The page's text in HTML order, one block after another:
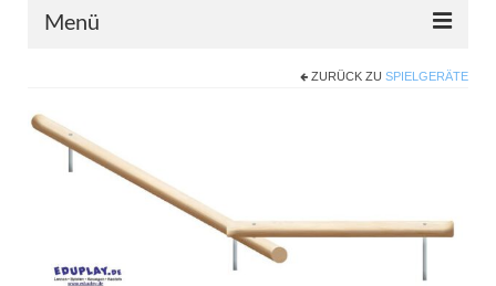
Menü
Zahlungsarten
Versandarten
Kisus Katalog anfordern
Newsletter
ZURÜCK ZU SPIELGERÄTE